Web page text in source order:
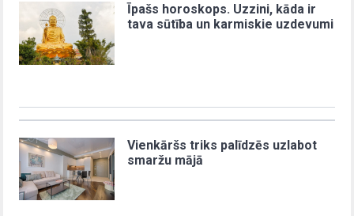
Īpašs horoskops. Uzzini, kāda ir
tava sūtība un karmiskie uzdevumi
Vienkāršs triks palīdzēs uzlabot
smaržu mājā